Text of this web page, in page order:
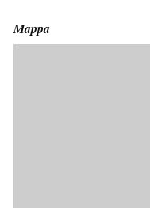
Mappa